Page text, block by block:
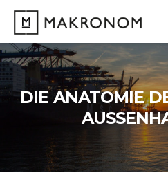
Zum
Inhalt
springen
DIE ANATOMIE